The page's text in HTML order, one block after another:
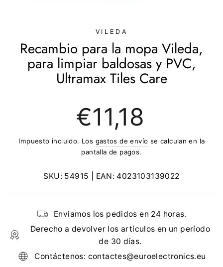
VILEDA
Recambio para la mopa Vileda,
para limpiar baldosas y PVC,
Ultramax Tiles Care
regular
€11,18
Impuesto incluido. Los gastos de envío se calculan en la
pantalla de pagos.
SKU: 54915 | EAN: 4023103139022
Enviamos los pedidos en 24 horas.
Derecho a devolver los artículos en un período
de 30 días.
Contáctenos: contactes@euroelectronics.eu